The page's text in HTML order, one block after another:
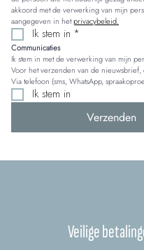
akkoord met de verwerking van mijn
aangegeven in het privacybeleid.
Ik stem in *
Communicaties
Ik stem in met de verwerking van mijn
Voor het verzenden van de nieuwsbrief,
Via telefoon (sms, WhatsApp,
Ik stem in
Verzenden
Veilige